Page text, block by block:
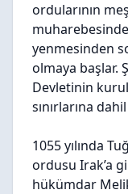
ordularının
muharebesinde
yenmesinden
olmaya başlar.
Devletinin
sınırlarına
1055 yılında
ordusu Irak’a
hükümdar